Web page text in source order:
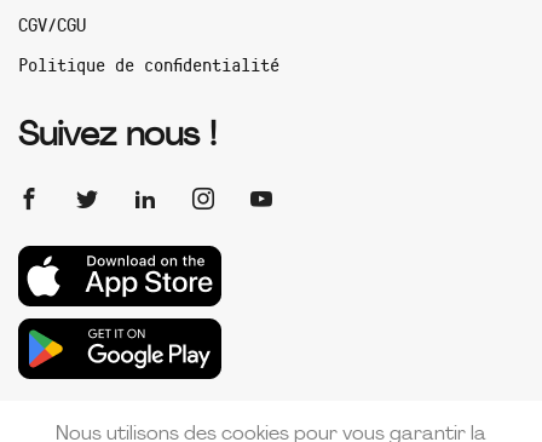
CGV/CGU
Politique de confidentialité
Suivez nous !
Nous utilisons des cookies pour vous garantir la